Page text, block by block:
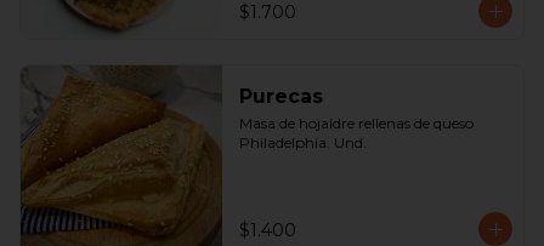
$1.700
Purecas
Masa de hojaldre rellenas de queso
Philadelphia. Und.
$1.400